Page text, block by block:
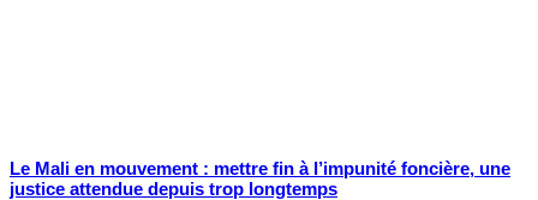
Le Mali en mouvement : mettre fin à l’impunité foncière, une
justice attendue depuis trop longtemps